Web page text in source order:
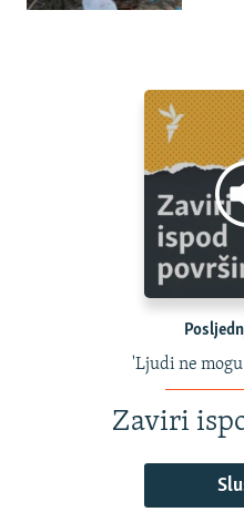
'Ljudi ne
Zaviri